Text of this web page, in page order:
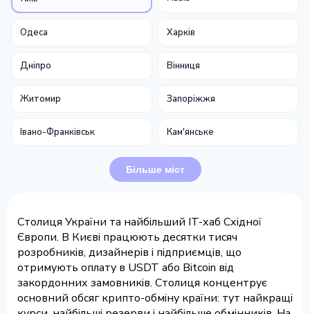
Одеса Харків
Дніпро Вінниця
Житомир Запоріжжя
Івано-Франківськ Кам'янське
Більше міст
Столиця України та найбільший IT-хаб Східної
Європи. В Києві працюють десятки тисяч
розробників, дизайнерів і підприємців, що
отримують оплату в USDT або Bitcoin від
закордонних замовників. Столиця концентрує
основний обсяг крипто-обміну країни: тут найкращі